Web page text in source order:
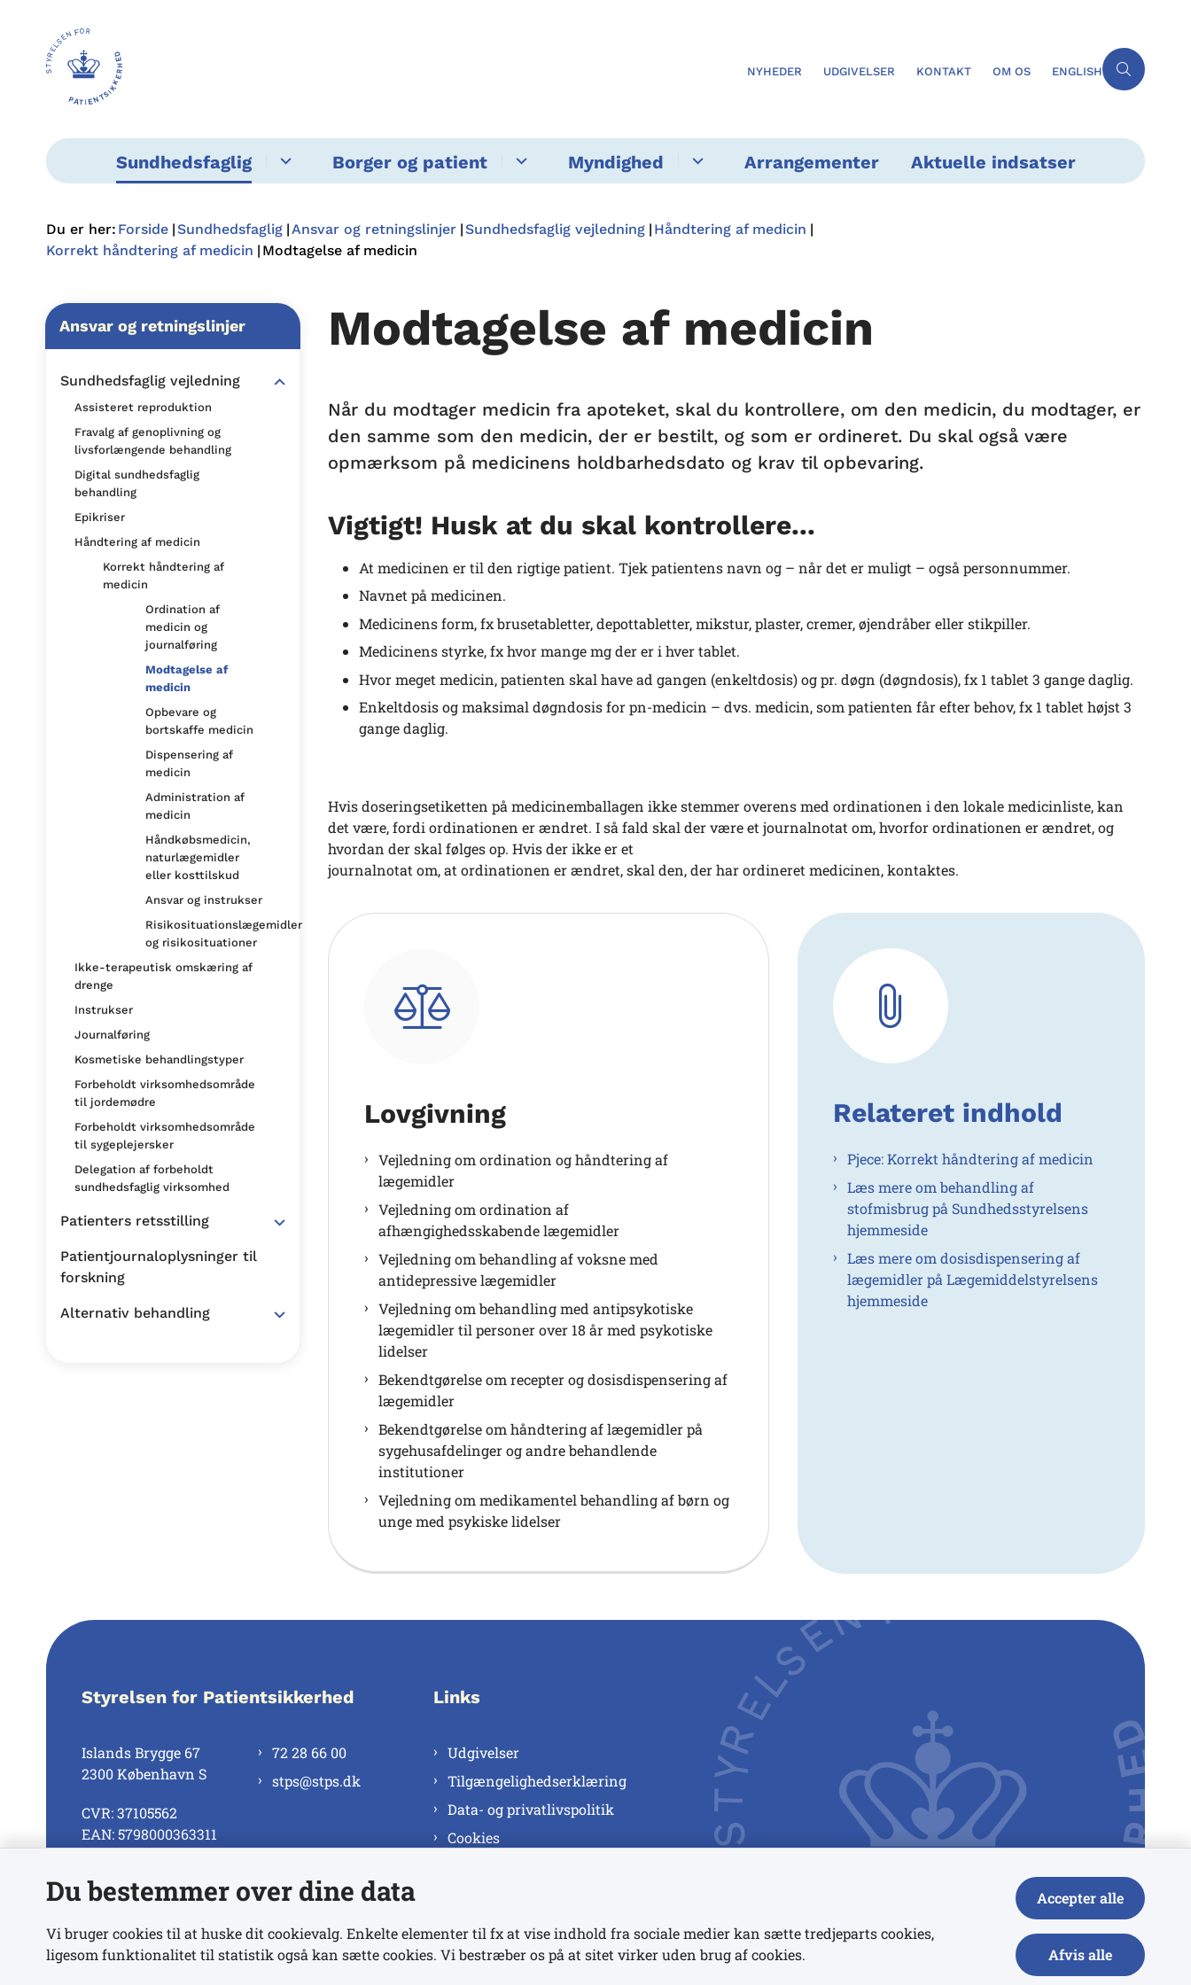
NYHEDER UDGIVELSER KONTAKT OM OS ENGLISH
Sundhedsfaglig Borger og patient Myndighed Arrangementer Aktuelle indsatser
Du er her: Forside Sundhedsfaglig Ansvar og retningslinjer Sundhedsfaglig vejledning Håndtering af medicin
Korrekt håndtering af medicin
Modtagelse af medicin
Ansvar og retningslinjer
Sundhedsfaglig vejledning
Assisteret reproduktion
Fravalg af genoplivning og
livsforlængende behandling
Digital sundhedsfaglig
behandling
Epikriser
Håndtering af medicin
Korrekt håndtering af
medicin
Ordination af
medicin og
journalføring
Modtagelse af
medicin
Opbevare og
bortskaffe medicin
Dispensering af
medicin
Administration af
medicin
Håndkøbsmedicin,
naturlægemidler
eller kosttilskud
Ansvar og instrukser
Risikosituationslægemidler
og risikosituationer
Ikke-terapeutisk omskæring af
drenge
Instrukser
Journalføring
Kosmetiske behandlingstyper
Forbeholdt virksomhedsområde
til jordemødre
Forbeholdt virksomhedsområde
til sygeplejersker
Delegation af forbeholdt
sundhedsfaglig virksomhed
Patienters retsstilling
Patientjournaloplysninger til
forskning
Alternativ behandling
Modtagelse af medicin
Når du modtager medicin fra apoteket, skal du kontrollere, om den medicin, du modtager, er
den samme som den medicin, der er bestilt, og som er ordineret. Du skal også være
opmærksom på medicinens holdbarhedsdato og krav til opbevaring.
Vigtigt! Husk at du skal kontrollere...
At medicinen er til den rigtige patient. Tjek patientens navn og – når det er muligt – også personnummer.
Navnet på medicinen.
Medicinens form, fx brusetabletter, depottabletter, mikstur, plaster, cremer, øjendråber eller stikpiller.
Medicinens styrke, fx hvor mange mg der er i hver tablet.
Hvor meget medicin, patienten skal have ad gangen (enkeltdosis) og pr. døgn (døgndosis), fx 1 tablet 3 gange daglig.
Enkeltdosis og maksimal døgndosis for pn-medicin – dvs. medicin, som patienten får efter behov, fx 1 tablet højst 3
gange daglig.
Hvis doseringsetiketten på medicinemballagen ikke stemmer overens med ordinationen i den lokale medicinliste, kan
det være, fordi ordinationen er ændret. I så fald skal der være et journalnotat om, hvorfor ordinationen er ændret, og
hvordan der skal følges op. Hvis der ikke er et
journalnotat om, at ordinationen er ændret, skal den, der har ordineret medicinen, kontaktes.
Lovgivning
Vejledning om ordination og håndtering af
lægemidler
Vejledning om ordination af
afhængighedsskabende lægemidler
Vejledning om behandling af voksne med
antidepressive lægemidler
Vejledning om behandling med antipsykotiske
lægemidler til personer over 18 år med psykotiske
lidelser
Bekendtgørelse om recepter og dosisdispensering af
lægemidler
Bekendtgørelse om håndtering af lægemidler på
sygehusafdelinger og andre behandlende
institutioner
Vejledning om medikamentel behandling af børn og
unge med psykiske lidelser
Relateret indhold
Pjece: Korrekt håndtering af medicin
Læs mere om behandling af
stofmisbrug på Sundhedsstyrelsens
hjemmeside
Læs mere om dosisdispensering af
lægemidler på Lægemiddelstyrelsens
hjemmeside
Styrelsen for Patientsikkerhed
Islands Brygge 67
2300 København S
CVR: 37105562
EAN: 5798000363311
72 28 66 00
stps@stps.dk
Se alle kontaktnumre
Links
Udgivelser
Tilgængelighedserklæring
Data- og privatlivspolitik
Cookies
Du bestemmer over dine data
Vi bruger cookies til at huske dit cookievalg. Enkelte elementer til fx at vise indhold fra sociale medier kan sætte tredjeparts cookies,
ligesom funktionalitet til statistik også kan sætte cookies. Vi bestræber os på at sitet virker uden brug af cookies.
Accepter alle
Afvis alle